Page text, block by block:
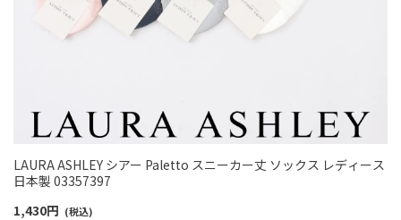
LAURA ASHLEY シアー Paletto スニーカー丈 ソックス レディース
日本製 03357397
1,430円 (税込)